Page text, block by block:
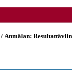
/Anmälan: